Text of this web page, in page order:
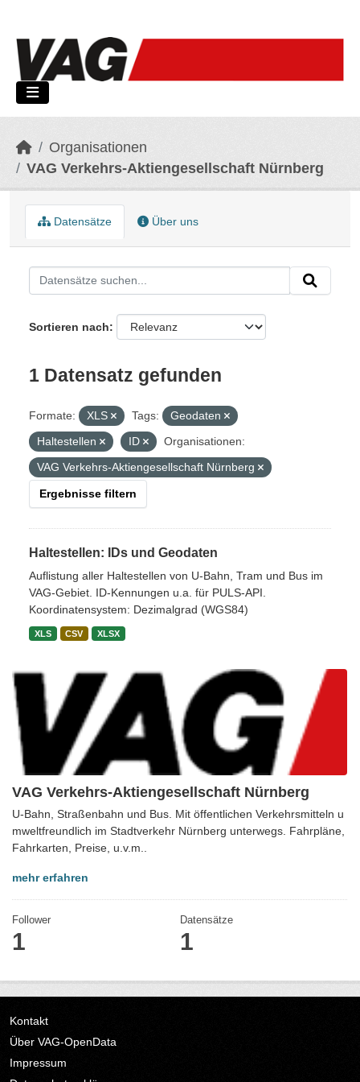
Organisationen
VAG Verkehrs-Aktiengesellschaft Nürnberg
VAG Verkehrs-Aktiengesellschaft Nürnberg
U-Bahn, Straßenbahn und Bus. Mit öffentlichen Verkehrsmitteln u
mweltfreundlich im Stadtverkehr Nürnberg unterwegs. Fahrpläne,
Fahrkarten, Preise, u.v.m..
mehr erfahren
Follower
1
Datensätze
1
Datensätze Über uns
Sortieren nach
1 Datensatz gefunden
Formate: XLS Tags:
Geodaten
Haltestellen
ID
Organisationen:
VAG Verkehrs-Aktiengesellschaft Nürnberg
Ergebnisse filtern
Haltestellen: IDs und Geodaten
Auflistung aller Haltestellen von U-Bahn, Tram und Bus im
VAG-Gebiet. ID-Kennungen u.a. für PULS-API.
Koordinatensystem: Dezimalgrad (WGS84)
XLS CSV XLSX
Kontakt
Über VAG-OpenData
Impressum